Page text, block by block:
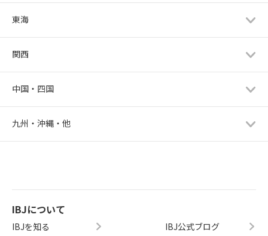
東海
関西
中国・四国
九州・沖縄・他
IBJについて
IBJを知る IBJ公式ブログ